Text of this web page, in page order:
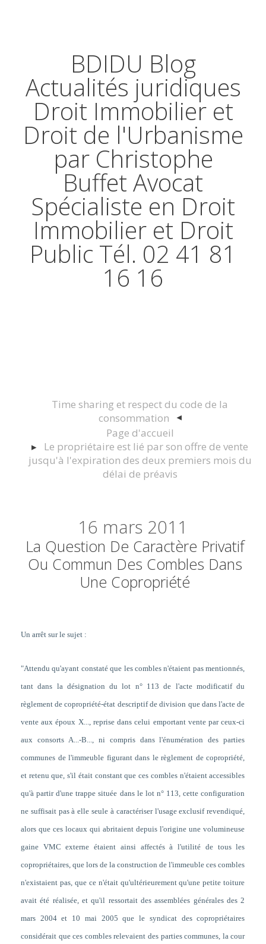
BDIDU Blog
Actualités juridiques
Droit Immobilier et
Droit de l'Urbanisme
par Christophe
Buffet Avocat
Spécialiste en Droit
Immobilier et Droit
Public Tél. 02 41 81
16 16
Time sharing et respect du code de la
consommation
Page d'accueil
Le propriétaire est lié par son offre de vente
jusqu'à l'expiration des deux premiers mois du
délai de préavis
16 mars 2011
La Question De Caractère Privatif
Ou Commun Des Combles Dans
Une Copropriété
Un arrêt sur le sujet :
"Attendu qu'ayant constaté que les combles n'étaient pas mentionnés,
tant dans la désignation du lot n° 113 de l'acte modificatif du
règlement de copropriété-état descriptif de division que dans l'acte de
vente aux époux X..., reprise dans celui emportant vente par ceux-ci
aux consorts A...-B..., ni compris dans l'énumération des parties
communes de l'immeuble figurant dans le règlement de copropriété,
et retenu que, s'il était constant que ces combles n'étaient accessibles
qu'à partir d'une trappe située dans le lot n° 113, cette configuration
ne suffisait pas à elle seule à caractériser l'usage exclusif revendiqué,
alors que ces locaux qui abritaient depuis l'origine unevolumineuse
gaine VMC externe étaient ainsi affectés à l'utilité de tous les
copropriétaires, que lors de la construction de l'immeuble ces combles
n'existaient pas, que ce n'était qu'ultérieurement qu'une petite toiture
avait été réalisée, et qu'il ressortait des assemblées générales des 2
mars 2004 et 10 mai 2005 que le syndicat des copropriétaires
considérait que ces combles relevaient des parties communes, la cour